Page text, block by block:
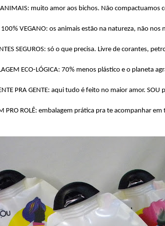
ANIMAIS: muito amor aos bichos. Não compactuamos
100% VEGANO: os animais estão na natureza, não nos
SEGUROS: só o que precisa. Livre de corantes,
ECO-LÓGICA: 70% menos plástico e o planeta
PRA GENTE: aqui tudo é feito no maior amor. SOU
PRO ROLÊ: embalagem prática pra te acompanhar